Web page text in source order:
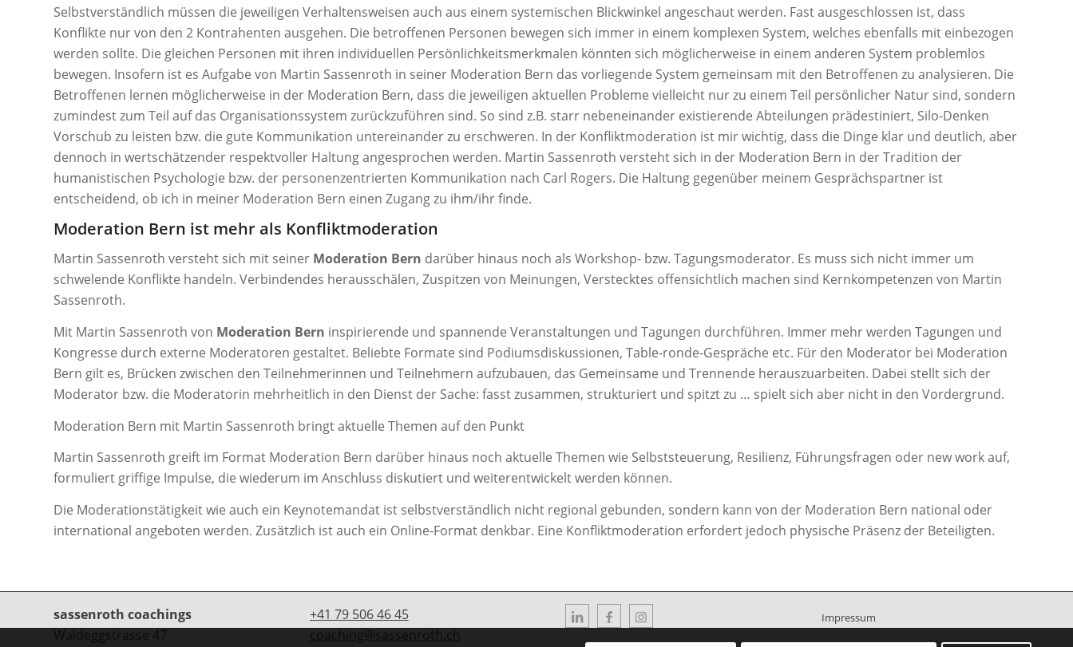
Selbstverständlich müssen die jeweiligen Verhaltensweisen auch aus einem systemischen Blickwinkel angeschaut werden. Fast ausgeschlossen ist, dass
Konflikte nur von den 2 Kontrahenten ausgehen. Die betroffenen Personen bewegen sich immer in einem komplexen System, welches ebenfalls mit einbezogen
werden sollte. Die gleichen Personen mit ihren individuellen Persönlichkeitsmerkmalen könnten sich möglicherweise in einem anderen System problemlos
bewegen. Insofern ist es Aufgabe von Martin Sassenroth in seiner Moderation Bern das vorliegende System gemeinsam mit den Betroffenen zu analysieren. Die
Betroffenen lernen möglicherweise in der Moderation Bern, dass die jeweiligen aktuellen Probleme vielleicht nur zu einem Teil persönlicher Natur sind, sondern
zumindest zum Teil auf das Organisationssystem zurückzuführen sind. So sind z.B. starr nebeneinander existierende Abteilungen prädestiniert, Silo-Denken
Vorschub zu leisten bzw. die gute Kommunikation untereinander zu erschweren. In der Konfliktmoderation ist mir wichtig, dass die Dinge klar und deutlich, aber
dennoch in wertschätzender respektvoller Haltung angesprochen werden. Martin Sassenroth versteht sich in der Moderation Bern in der Tradition der
humanistischen Psychologie bzw. der personenzentrierten Kommunikation nach Carl Rogers. Die Haltung gegenüber meinem Gesprächspartner ist
entscheidend, ob ich in meiner Moderation Bern einen Zugang zu ihm/ihr finde.
Moderation Bern ist mehr als Konfliktmoderation
Martin Sassenroth versteht sich mit seiner Moderation Bern darüber hinaus noch als Workshop- bzw. Tagungsmoderator. Es muss sich nicht immer um
schwelende Konflikte handeln. Verbindendes herausschälen, Zuspitzen von Meinungen, Verstecktes offensichtlich machen sind Kernkompetenzen von Martin
Sassenroth.
Mit Martin Sassenroth von Moderation Bern inspirierende und spannende Veranstaltungen und Tagungen durchführen. Immer mehr werden Tagungen und
Kongresse durch externe Moderatoren gestaltet. Beliebte Formate sind Podiumsdiskussionen, Table-ronde-Gespräche etc. Für den Moderator bei Moderation
Bern gilt es, Brücken zwischen den Teilnehmerinnen und Teilnehmern aufzubauen, das Gemeinsame und Trennende herauszuarbeiten. Dabei stellt sich der
Moderator bzw. die Moderatorin mehrheitlich in den Dienst der Sache: fasst zusammen, strukturiert und spitzt zu … spielt sich aber nicht in den Vordergrund.
Moderation Bern mit Martin Sassenroth bringt aktuelle Themen auf den Punkt
Martin Sassenroth greift im Format Moderation Bern darüber hinaus noch aktuelle Themen wie Selbststeuerung, Resilienz, Führungsfragen oder new work auf,
formuliert griffige Impulse, die wiederum im Anschluss diskutiert und weiterentwickelt werden können.
Die Moderationstätigkeit wie auch ein Keynotemandat ist selbstverständlich nicht regional gebunden, sondern kann von der Moderation Bern national oder
international angeboten werden. Zusätzlich ist auch ein Online-Format denkbar. Eine Konfliktmoderation erfordert jedoch physische Präsenz der Beteiligten.
sassenroth coachings
Waldeggstrasse 47
+41 79 506 46 45
coaching@sassenroth.ch
Impressum